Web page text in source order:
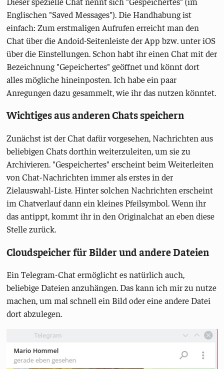
Englischen "Saved Messages"). Die Handhabung ist
einfach: Zum erstmaligen Aufrufen erreicht man den
Chat über die Andoid-Seitenleiste der App bzw. unter iOS
über die Einstellungen. Schon habt ihr einen Chat mit der
Bezeichnung "Gepeichertes" geöffnet und könnt dort
alles mögliche hineinposten. Ich habe ein paar
Anregungen dazu gesammelt, wie ihr das nutzen könntet.
Wichtiges aus anderen Chats speichern
Zunächst ist der Chat dafür vorgesehen, Nachrichten aus
beliebigen Chats dorthin weiterzuleiten, um sie zu
Archivieren. "Gespeichertes" erscheint beim Weiterleiten
von Chat-Nachrichten immer als erstes in der
Zielauswahl-Liste. Hinter solchen Nachrichten erscheint
im Chatverlauf dann ein kleines Pfeilsymbol. Wenn ihr
das antippt, kommt ihr in den Originalchat an eben diese
Stelle zurück.
Cloudspeicher für Bilder und andere Dateien
Ein Telegram-Chat ermöglicht es natürlich auch,
beliebige Dateien anzuhängen. Das kann ich mir zu nutze
machen, um mal schnell ein Bild oder eine andere Datei
dort abzulegen.